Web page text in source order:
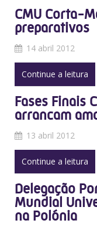
CMU Corta-
preparativos
14 abril 2012
Continue a leitura
Fases Finais
arrancam
13 abril 2012
Continue a leitura
Delegação
Mundial
na Polónia